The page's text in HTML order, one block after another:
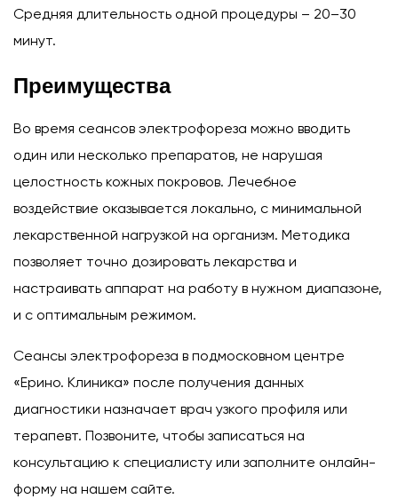
Средняя длительность одной процедуры – 20–30
минут.
Преимущества
Во время сеансов электрофореза можно вводить
один или несколько препаратов, не нарушая
целостность кожных покровов. Лечебное
воздействие оказывается локально, с минимальной
лекарственной нагрузкой на организм. Методика
позволяет точно дозировать лекарства и
настраивать аппарат на работу в нужном диапазоне,
и с оптимальным режимом.
Сеансы электрофореза в подмосковном центре
«Ерино. Клиника» после получения данных
диагностики назначает врач узкого профиля или
терапевт. Позвоните, чтобы записаться на
консультацию к специалисту или заполните онлайн-
форму на нашем сайте.